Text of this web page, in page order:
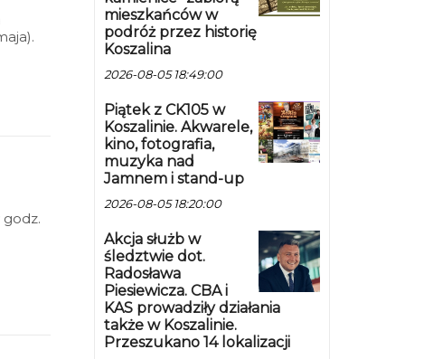
mieszkańców w
podróż przez historię
Koszalina
2026-08-05 18:49:00
Piątek z CK105 w
Koszalinie. Akwarele,
kino, fotografia,
muzyka nad
Jamnem i stand-up
2026-08-05 18:20:00
Akcja służb w
śledztwie dot.
Radosława
Piesiewicza. CBA i
KAS prowadziły działania
także w Koszalinie.
Przeszukano 14 lokalizacji